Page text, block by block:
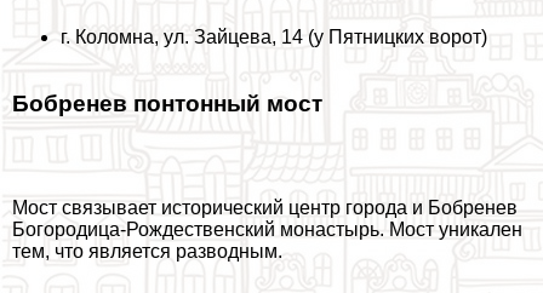
г. Коломна, ул. Зайцева, 14 (у Пятницких ворот)
Бобренев понтонный мост
Мост связывает исторический центр города и Бобренев
Богородица-Рождественский монастырь. Мост уникален
тем, что является разводным.